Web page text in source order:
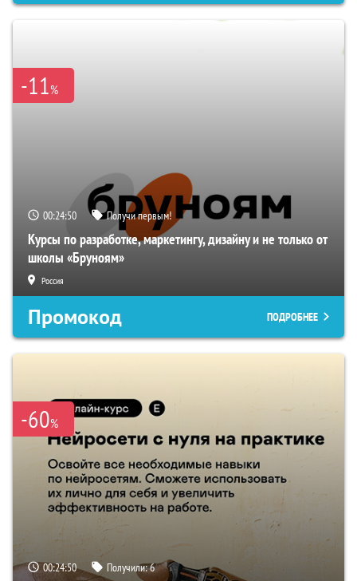
-11%
00:24:49 Получи первым!
Курсы по разработке, маркетингу, дизайну и не только от
школы «Бруноям»
Россия
Промокод ПОДРОБНЕЕ
-60%
00:24:49 Получили:6